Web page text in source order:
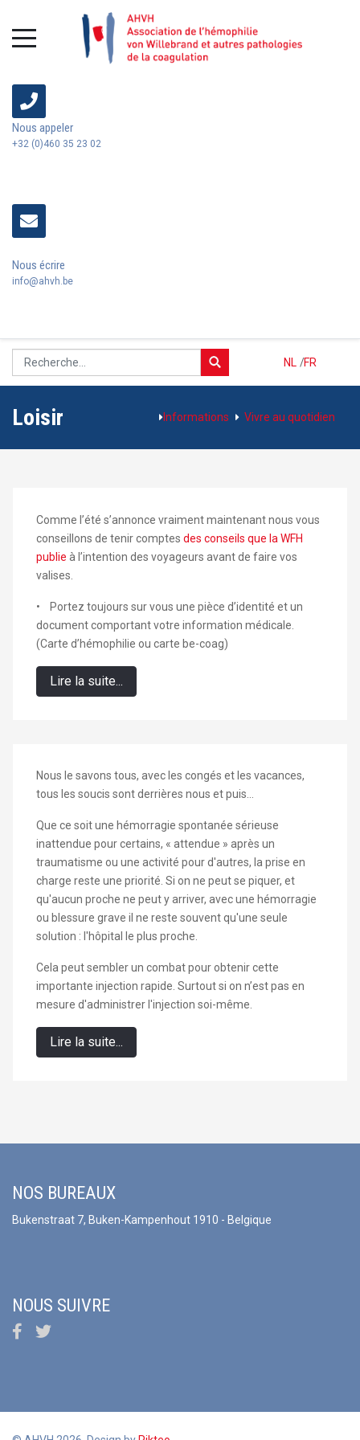
Nous appeler
+32 (0)460 35 23 02
Nous écrire
info@ahvh.be
NL FR
/
Loisir Informations Vivre au quotidien
Comme l’été s’annonce vraiment maintenant nous vous
conseillons de tenir comptes des conseils que la WFH
publie à l’intention des voyageurs avant de faire vos
valises.
• Portez toujours sur vous une pièce d’identité et un
document comportant votre information médicale.
(Carte d’hémophilie ou carte be-coag)
Lire la suite...
Nous le savons tous, avec les congés et les vacances,
tous les soucis sont derrières nous et puis...
Que ce soit une hémorragie spontanée sérieuse
inattendue pour certains, « attendue » après un
traumatisme ou une activité pour d'autres, la prise en
charge reste une priorité. Si on ne peut se piquer, et
qu'aucun proche ne peut y arriver, avec une hémorragie
ou blessure grave il ne reste souvent qu'une seule
solution : l'hôpital le plus proche.
Cela peut sembler un combat pour obtenir cette
importante injection rapide. Surtout si on n’est pas en
mesure d'administrer l'injection soi-même.
Lire la suite...
NOS BUREAUX
Bukenstraat 7, Buken-Kampenhout 1910 - Belgique
NOUS SUIVRE